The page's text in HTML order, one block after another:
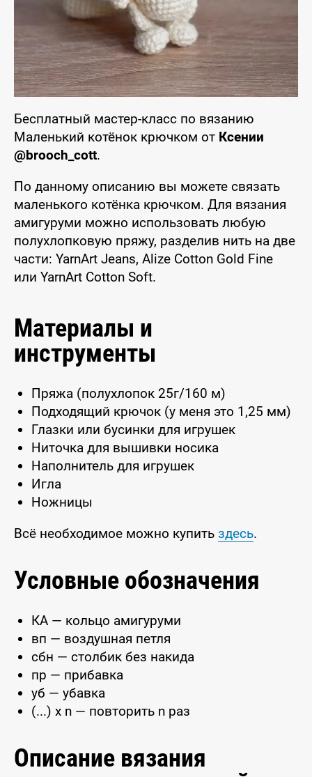
Бесплатный мастер-класс по вязанию
Маленький котёнок крючком от Ксении
@brooch_cott.
По данному описанию вы можете связать
маленького котёнка крючком. Для вязания
амигуруми можно использовать любую
полухлопковую пряжу, разделив нить на две
части: YarnArt Jeans, Alize Cotton Gold Fine
или YarnArt Cotton Soft.
Материалы и
инструменты
Пряжа (полухлопок 25г/160 м)
Подходящий крючок (у меня это 1,25 мм)
Глазки или бусинки для игрушек
Ниточка для вышивки носика
Наполнитель для игрушек
Игла
Ножницы
Всё необходимое можно купить здесь.
Условные обозначения
КА — кольцо амигуруми
вп — воздушная петля
сбн — столбик без накида
пр — прибавка
уб — убавка
(...) x n — повторить n раз
Описание вязания